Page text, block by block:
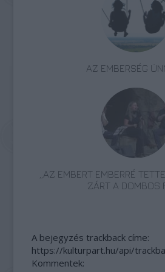
AZ EMBERSÉG
„AZ EMBERT EMBERRÉ
ZÁRT A DOMBOS
A bejegyzés trackback címe:
https://kulturpart.hu/api/
Kommentek: